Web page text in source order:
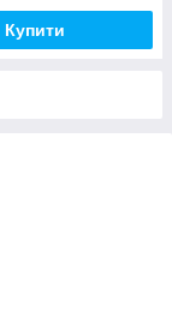
Купити